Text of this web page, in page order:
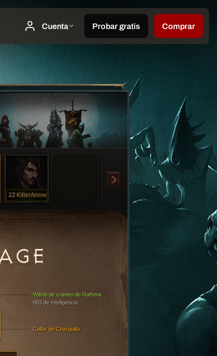
22 KillerArrow
Yelmo de cráneo de Rathma
983 de Inteligencia
Collar de Charquilla